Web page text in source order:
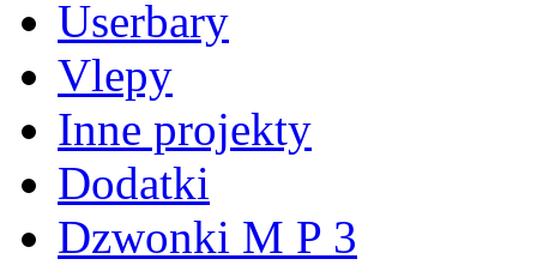
Userbary
Vlepy
Inne projekty
Dodatki
Dzwonki M P 3